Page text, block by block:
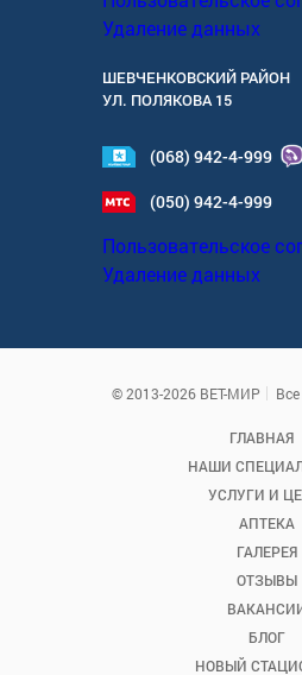
Удаление данных
ШЕВЧЕНКОВСКИЙ РАЙОН
УЛ. ПОЛЯКОВА 15
(068) 942-4-999
(050) 942-4-999
Пользовательское
Удаление данных
© 2013-2026 ВЕТ-МИР
ГЛАВНАЯ
НАШИ
УСЛУГИ И
АПТЕКА
ГАЛЕРЕЯ
ОТЗЫВЫ
БЛОГ
НОВЫЙ